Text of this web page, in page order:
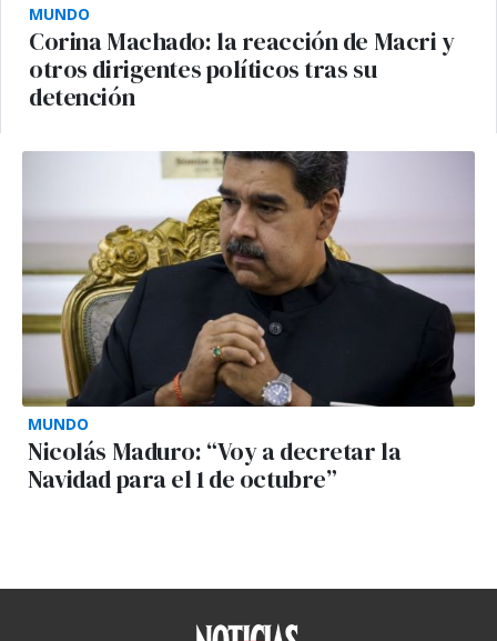
MUNDO
Corina Machado: la reacción de Macri y
otros dirigentes políticos tras su
detención
MUNDO
Nicolás Maduro: “Voy a decretar la
Navidad para el 1 de octubre”